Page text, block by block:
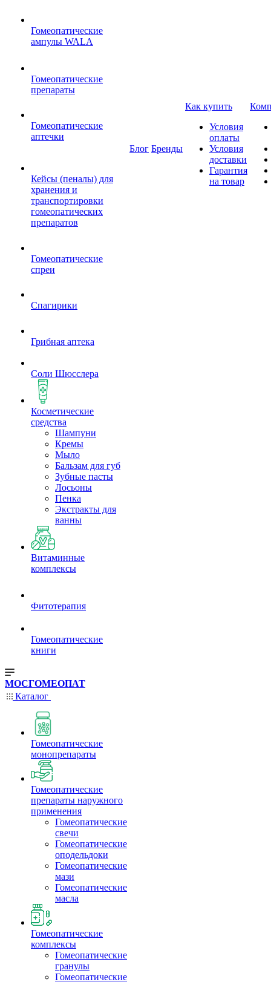
Гомеопатические
ампулы WALA
Гомеопатические
препараты
Гомеопатические
аптечки
Кейсы (пеналы) для
хранения и
транспортировки
гомеопатических
препаратов
Гомеопатические
спреи
Спагирики
Грибная аптека
Соли Шюсслера
Косметические
средства
Шампуни
Кремы
Мыло
Бальзам для губ
Зубные пасты
Лосьоны
Пенка
Экстракты для
ванны
Витаминные
комплексы
Фитотерапия
Гомеопатические
книги
Блог Бренды
Как купить
Условия
оплаты
Условия
доставки
Гарантия
на товар
МОСГОМЕОПАТ
Каталог
Гомеопатические
монопрепараты
Гомеопатические
препараты наружного
применения
Гомеопатические
свечи
Гомеопатические
оподельдоки
Гомеопатические
мази
Гомеопатические
масла
Гомеопатические
комплексы
Гомеопатические
гранулы
Гомеопатические